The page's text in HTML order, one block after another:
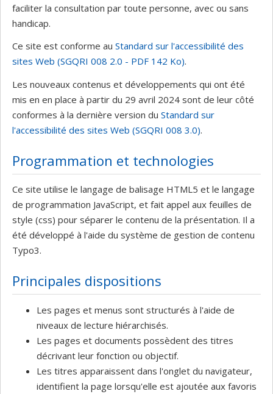
faciliter la consultation par toute personne, avec ou sans
handicap.
Ce site est conforme au Standard sur l'accessibilité des
sites Web (SGQRI 008 2.0 - PDF 142 Ko).
Les nouveaux contenus et développements qui ont été
mis en en place à partir du 29 avril 2024 sont de leur côté
conformes à la dernière version du Standard sur
l'accessibilité des sites Web (SGQRI 008 3.0).
Programmation et technologies
Ce site utilise le langage de balisage HTML5 et le langage
de programmation JavaScript, et fait appel aux feuilles de
style (css) pour séparer le contenu de la présentation. Il a
été développé à l'aide du système de gestion de contenu
Typo3.
Principales dispositions
Les pages et menus sont structurés à l'aide de
niveaux de lecture hiérarchisés.
Les pages et documents possèdent des titres
décrivant leur fonction ou objectif.
Les titres apparaissent dans l'onglet du navigateur,
identifient la page lorsqu'elle est ajoutée aux favoris